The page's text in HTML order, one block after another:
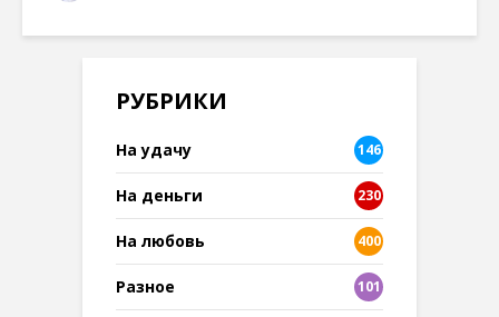
РУБРИКИ
На удачу 146
На деньги 230
На любовь 400
Разное
101